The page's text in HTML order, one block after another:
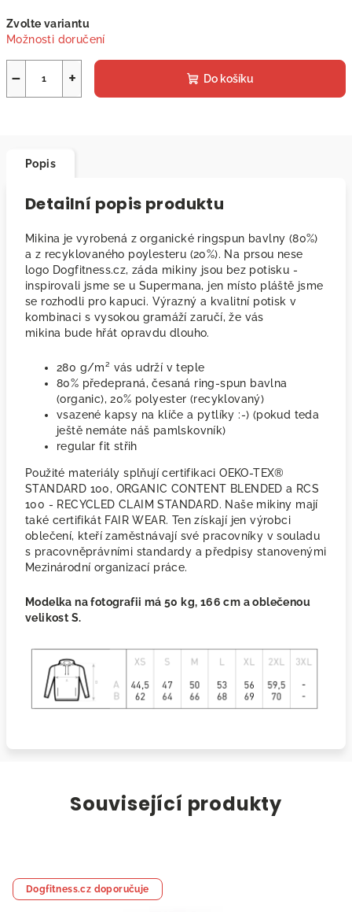
cena:
Zvolte variantu
Možnosti doručení
+
− Do košíku
Popis
Detailní popis produktu
Mikina je vyrobená z organické ringspun bavlny (80%)
a z recyklovaného poylesteru (20%). Na prsou nese
logo Dogfitness.cz, záda mikiny jsou bez potisku -
inspirovali jsme se u Supermana, jen místo pláště jsme
se rozhodli pro kapuci. Výrazný a kvalitní potisk v
kombinaci s vysokou gramáží zaručí, že vás
mikina bude hřát opravdu dlouho.
280 g/m² vás udrží v teple
80% předepraná, česaná ring-spun bavlna
(organic), 20% polyester (recyklovaný)
vsazené kapsy na klíče a pytlíky :-) (pokud teda
ještě nemáte náš pamlskovník)
regular fit střih
Použité materiály splňují certifikaci OEKO-TEX®
STANDARD 100, ORGANIC CONTENT BLENDED a RCS
100 - RECYCLED CLAIM STANDARD. Naše mikiny mají
také certifikát FAIR WEAR. Ten získají jen výrobci
oblečení, kteří zaměstnávají své pracovníky v souladu
s pracovněprávními standardy a předpisy stanovenými
Mezinárodní organizací práce.
Modelka na fotografii má 50 kg, 166 cm a oblečenou
velikost S.
Související produkty
Dogfitness.cz doporučuje